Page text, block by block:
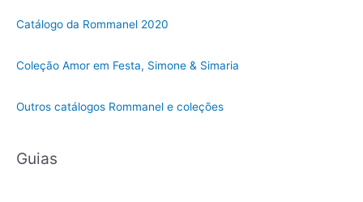
Catálogo da Rommanel 2020
Coleção Amor em Festa, Simone & Simaria
Outros catálogos Rommanel e coleções
Guias